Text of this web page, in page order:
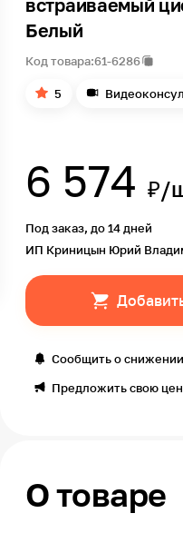
встраиваемый
Белый
Код товара:61-6286
5
6 574 ₽/
Под заказ, до 14 дней
ИП Криницын Юрий
Сообщить о
Предложить свою
О товаре